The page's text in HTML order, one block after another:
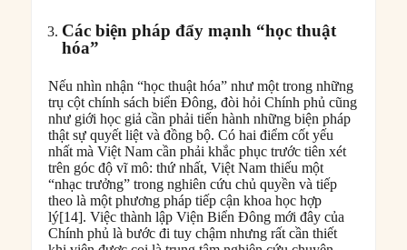
Các biện pháp đẩy mạnh “học thuật
hóa”
Nếu nhìn nhận “học thuật hóa” như một trong những
trụ cột chính sách biển Đông, đòi hỏi Chính phủ cũng
như giới học giả cần phải tiến hành những biện pháp
thật sự quyết liệt và đồng bộ. Có hai điểm cốt yếu
nhất mà Việt Nam cần phải khắc phục trước tiên xét
trên góc độ vĩ mô: thứ nhất, Việt Nam thiếu một
“nhạc trưởng” trong nghiên cứu chủ quyền và tiếp
theo là một phương pháp tiếp cận khoa học hợp
lý[14]. Việc thành lập Viện Biển Đông mới đây của
Chính phủ là bước đi tuy chậm nhưng rất cần thiết